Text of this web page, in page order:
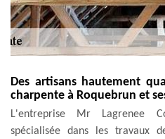
Des artisans hautement
charpente à Roquebrun et
L'entreprise Mr Lagrenee
spécialisée dans les travaux